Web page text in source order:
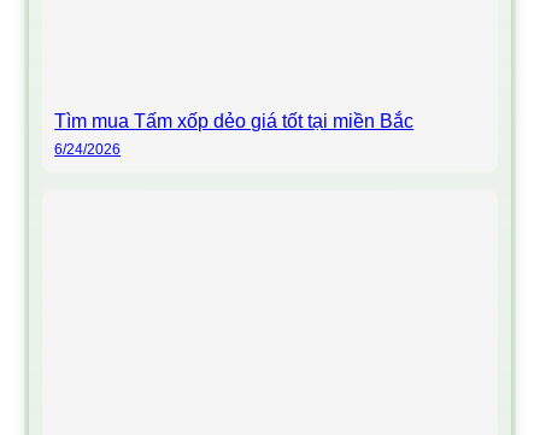
Tìm mua Tấm xốp dẻo giá tốt tại miền Bắc
6/24/2026